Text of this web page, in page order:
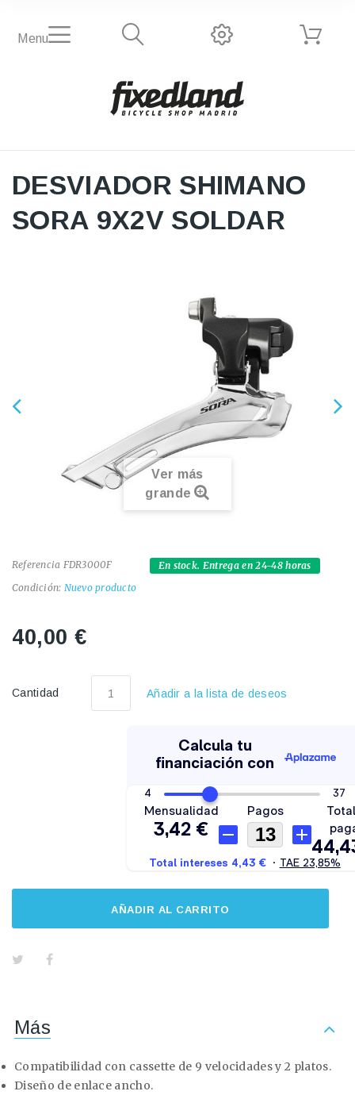
Menu
DESVIADOR SHIMANO
SORA 9X2V SOLDAR
Ver más
grande
Referencia FDR3000F
Condición: Nuevo producto
En stock. Entrega en 24-48 horas
40,00 €
Cantidad Añadir a la lista de deseos
AÑADIR AL CARRITO
Más
Compatibilidad con cassette de 9 velocidades y 2 platos.
Diseño de enlace ancho.